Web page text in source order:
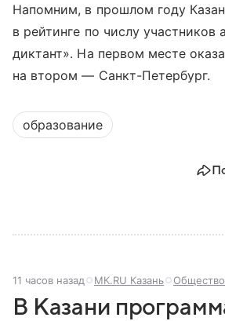
Напомним, в прошлом году
в рейтинге по числу участников
диктант». На первом месте
на втором — Санкт-Петербург.
образование
11 часов назад МК.RU Казань Общество
В Казани